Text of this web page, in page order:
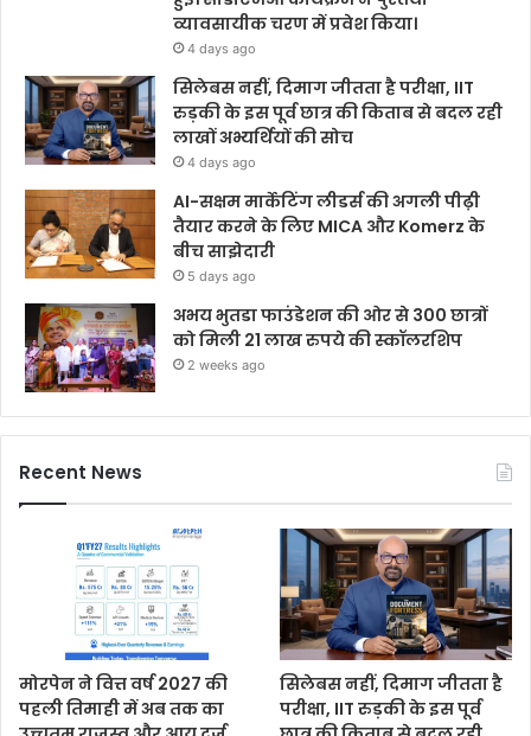
व्यावसायीक चरण में प्रवेश किया।
4 days ago
सिलेबस नहीं, दिमाग जीतता है परीक्षा, IIT
रुड़की के इस पूर्व छात्र की किताब से बदल रही
लाखों अभ्यर्थियों की सोच
4 days ago
AI-सक्षम मार्केटिंग लीडर्स की अगली पीढ़ी
तैयार करने के लिए MICA और Komerz के
बीच साझेदारी
5 days ago
अभय भुतडा फाउंडेशन की ओर से 300 छात्रों
को मिली 21 लाख रुपये की स्कॉलरशिप
2 weeks ago
Recent News
मोरपेन ने वित्त वर्ष 2027 की
पहली तिमाही में अब तक का
सिलेबस नहीं, दिमाग जीतता है
परीक्षा, IIT रुड़की के इस पूर्व